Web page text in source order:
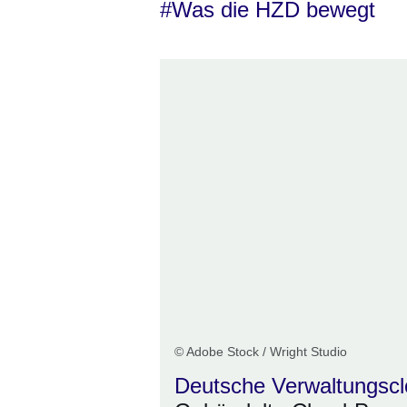
#Was die HZD bewegt
© Adobe Stock / Wright Studio
Deutsche